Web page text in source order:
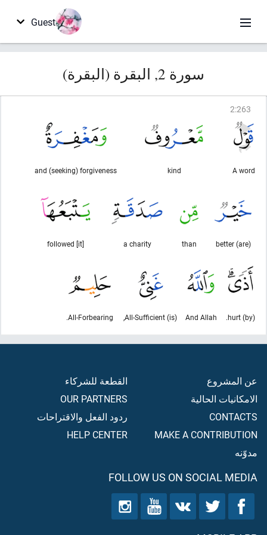
Guest
سورة 2, البقرة (البقرة)
2:263
A word
kind
and (seeking) forgiveness
(are) better
than
a charity
followed [it]
(by) hurt.
And Allah
(is) All-Sufficient,
All-Forbearing.
عن المشروع
الامكانيات الحالية
CONTACTS
MAKE A CONTRIBUTION
مدوّنه
القطعة للشركاء
OUR PARTNERS
ردود الفعل والاقتراحات
HELP CENTER
FOLLOW US ON SOCIAL MEDIA